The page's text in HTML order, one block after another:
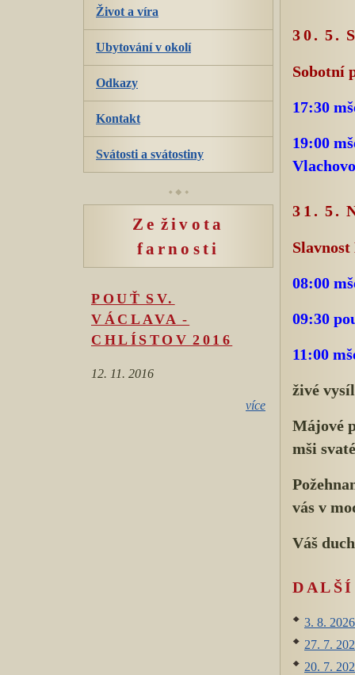
30. 5.
Sobotní
17:30
19:00
31. 5.
08:00
09:30
11:00
živé
Májové
mši
vás v
Váš
3. 8.
27. 7.
20. 7.
Život a víra
Ubytování v okolí
Odkazy
Kontakt
Svátosti a svátostiny
Ze života
farnosti
POUŤ SV.
VÁCLAVA -
CHLÍSTOV 2016
12. 11. 2016
více